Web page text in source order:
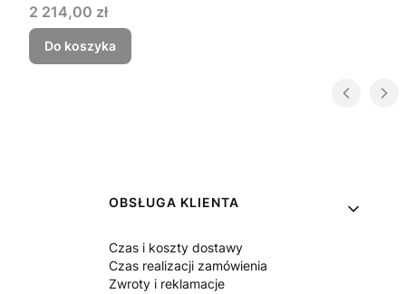
Cena
2 214,00 zł
Do koszyka
Linki w stopce
OBSŁUGA KLIENTA
Czas i koszty dostawy
Czas realizacji zamówienia
Zwroty i reklamacje